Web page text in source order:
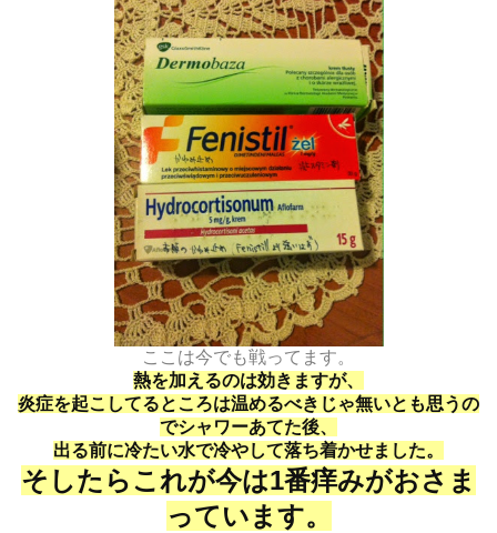
ここは今でも戦ってます。
熱を加えるのは効きますが、
炎症を起こしてるところは温めるべきじゃ無いとも思うの
でシャワーあてた後、
出る前に冷たい水で冷やして落ち着かせました。
そしたらこれが今は1番痒みがおさま
っています。